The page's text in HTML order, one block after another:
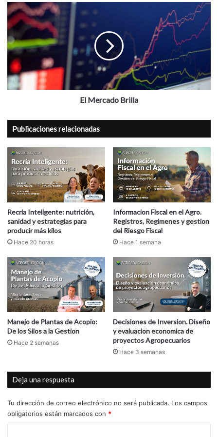
a
pesar
de
la
debilidad
la
exportación
El
Mercado
Brilla
El Mercado Brilla
Publicaciones relacionadas
Recria Inteligente: nutrición,
sanidad y estrategias para
producir más kilos
Hace 20 horas
Informacion Fiscal en el Agro.
Registros, Regimenes y gestion
del Riesgo Fiscal
Hace 1 semana
Manejo de Plantas de Acopio:
De los Silos a la Gestion
Hace 2 semanas
Decisiones de Inversion. Diseño
y evaluacion economica de
proyectos Agropecuarios
Hace 3 semanas
Deja una respuesta
Tu dirección de correo electrónico no será publicada. Los campos
obligatorios están marcados con *